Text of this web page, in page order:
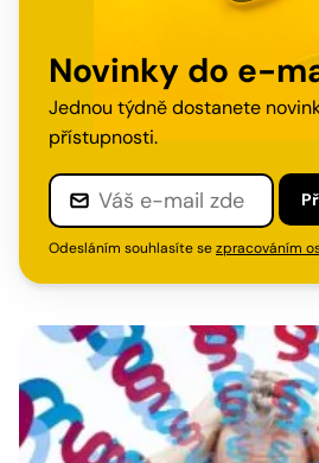
Novinky do e-
Jednou týdně dostanete
přístupnosti.
Odesláním souhlasíte sezpracováním